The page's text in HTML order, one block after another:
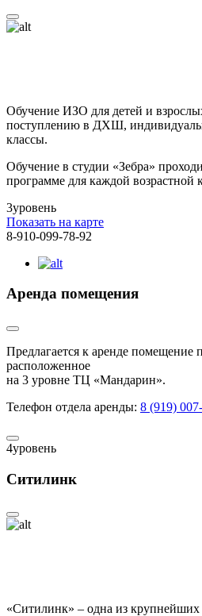
Обучение ИЗО для детей и
поступлению в ДХШ,
классы.
Обучение в студии «Зебра»
программе для каждой возрастной
3уровень
Показать на карте
8-910-099-78-92
Аренда помещения
Предлагается к аренде помещение
расположенное
на 3 уровне ТЦ «Мандарин».
Телефон отдела аренды: 8 (919)
4уровень
Ситилинк
«Ситилинк» – одна из крупнейших